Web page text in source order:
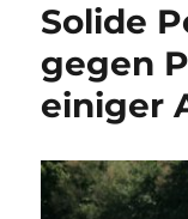
Solide
gegen
einiger